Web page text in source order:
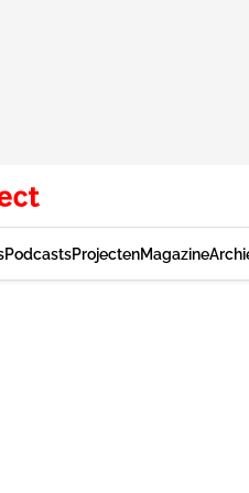
PodcastsProjectenMagazine